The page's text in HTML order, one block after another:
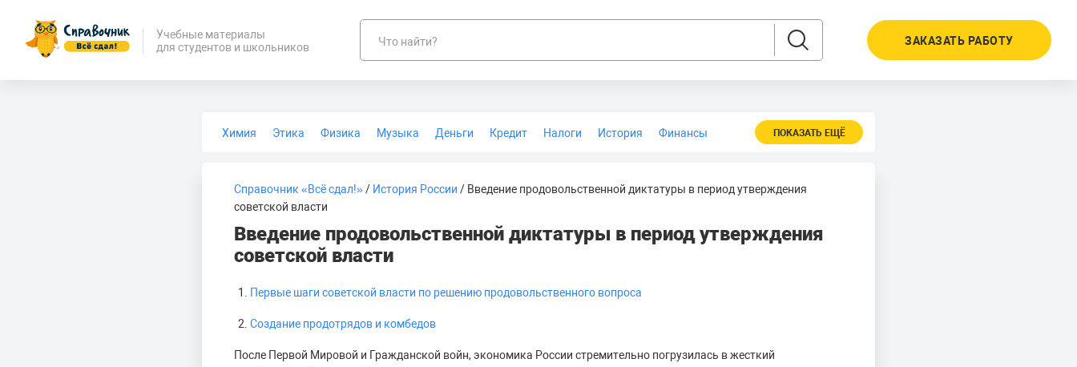
Учебные материалы
для студентов и школьников
Что найти? ЗАКАЗАТЬ РАБОТУ
Химия Этика Физика Музыка Деньги Кредит Налоги История
Финансы
ПОКАЗАТЬ ЕЩЁ
Справочник «Всё сдал!»/ История России / Введение продовольственной диктатуры в период утверждения
советской власти
Введение продовольственной диктатуры в период утверждения
советской власти
Первые шаги советской власти по решению продовольственного вопроса
Создание продотрядов и комбедов
После Первой Мировой и Гражданской войн, экономика России стремительно погрузилась в жесткий